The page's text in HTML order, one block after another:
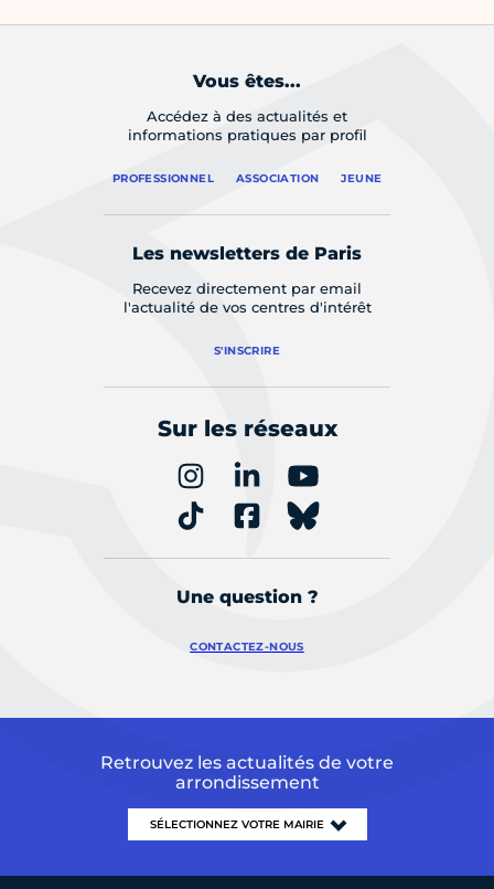
Vous êtes...
Accédez à des actualités et
informations pratiques par profil
PROFESSIONNEL ASSOCIATION JEUNE
Les newsletters de Paris
Recevez directement par email
l'actualité de vos centres d'intérêt
S'INSCRIRE
Sur les réseaux
Une question ?
CONTACTEZ-NOUS
Retrouvez les actualités de votre
arrondissement